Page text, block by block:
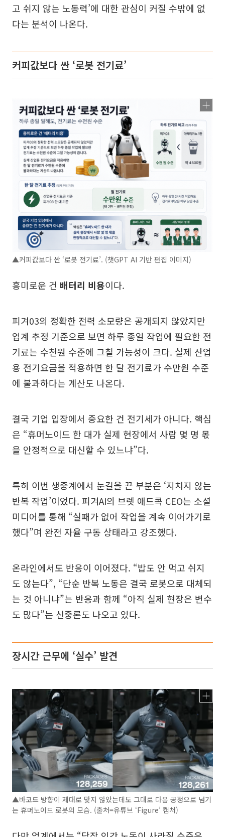
고 쉬지 않는 노동력’에 대한 관심이 커질 수밖에 없
다는 분석이 나온다.
커피값보다 싼 ‘로봇 전기료’
▲커피값보다 싼 ‘로봇 전기료’. (챗GPT AI 기반 편집 이미지)
흥미로운 건 배터리 비용이다.
피겨03의 정확한 전력 소모량은 공개되지 않았지만
업계 추정 기준으로 보면 하루 종일 작업에 필요한 전
기료는 수천원 수준에 그칠 가능성이 크다. 실제 산업
용 전기요금을 적용하면 한 달 전기료가 수만원 수준
에 불과하다는 계산도 나온다.
결국 기업 입장에서 중요한 건 전기세가 아니다. 핵심
은 “휴머노이드 한 대가 실제 현장에서 사람 몇 명 몫
을 안정적으로 대신할 수 있느냐”다.
특히 이번 생중계에서 눈길을 끈 부분은 ‘지치지 않는
반복 작업’이었다. 피겨AI의 브렛 애드콕 CEO는 소셜
미디어를 통해 “실패가 없어 작업을 계속 이어가기로
했다”며 완전 자율 구동 상태라고 강조했다.
온라인에서도 반응이 이어졌다. “밥도 안 먹고 쉬지
도 않는다”, “단순 반복 노동은 결국 로봇으로 대체되
는 것 아니냐”는 반응과 함께 “아직 실제 현장은 변수
도 많다”는 신중론도 나오고 있다.
장시간 근무에 ‘실수’ 발견
▲바코드 방향이 제대로 맞지 않았는데도 그대로 다음 공정으로 넘기
는 휴머노이드 로봇의 모습. (출처=유튜브 ‘Figure’ 캡처)